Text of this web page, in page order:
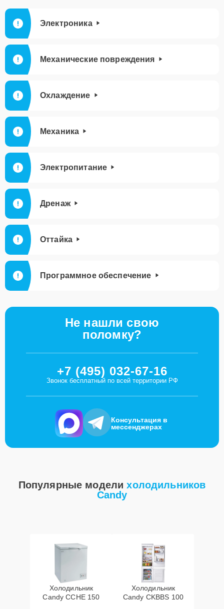
Электроника
Механические повреждения
Охлаждение
Механика
Электропитание
Дренаж
Оттайка
Программное обеспечение
Не нашли свою
поломку?
+7 (495) 032-67-16
Звонок бесплатный по всей территории РФ
Консультация в
мессенджерах
Популярные моделихолодильников
Candy
Холодильник
Candy CCHE 150
Холодильник
Candy CKBBS 100